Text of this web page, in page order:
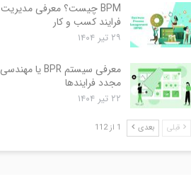
BPM چیست؟ معرفی مدیریت
فرایند کسب و کار
۲۹ تیر ۱۴۰۴
معرفی سیستم BPR یا مهندسی
مجدد فرایندها
۲۲ تیر ۱۴۰۴
قبلی بعدی 1 از 112